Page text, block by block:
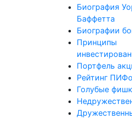
Биография
Баффетта
Биографии
Принципы
Портфель
Рейтинг
Голубые